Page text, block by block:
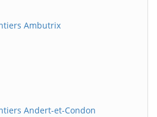
Ambutrix
Andert-et-Condon